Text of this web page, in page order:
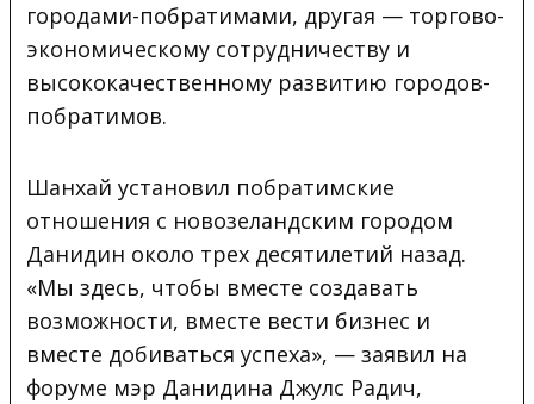
городами-побратимами, другая — торгово-
экономическому сотрудничеству и
высококачественному развитию городов-
побратимов.
Шанхай установил побратимские
отношения с новозеландским городом
Данидин около трех десятилетий назад.
«Мы здесь, чтобы вместе создавать
возможности, вместе вести бизнес и
вместе добиваться успеха», — заявил на
форуме мэр Данидина Джулс Радич,